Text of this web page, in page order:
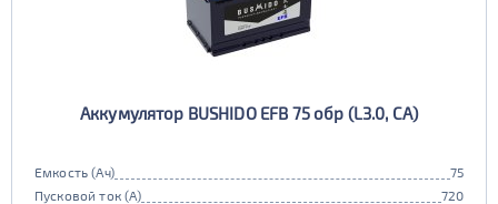
Аккумулятор BUSHIDO EFB 75 обр (L3.0, CA)
Емкость (Ач)
75
Пусковой ток (А)
720